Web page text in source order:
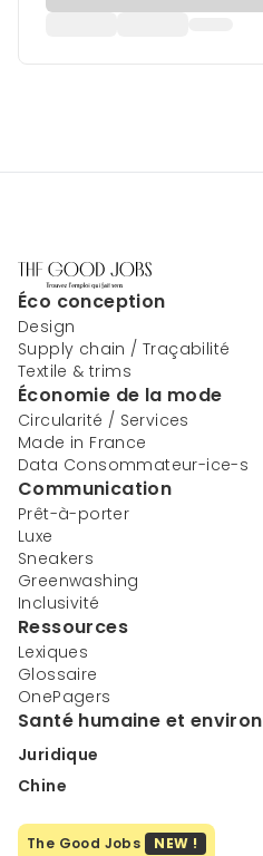
Éco conception
Design
Supply chain / Traçabilité
Textile & trims
Économie de la mode
Circularité / Services
Made in France
Data Consommateur-ice-s
Communication
Prêt-à-porter
Luxe
Sneakers
Greenwashing
Inclusivité
Ressources
Lexiques
Glossaire
OnePagers
Santé humaine et
Juridique
Chine
The Good Jobs NEW !